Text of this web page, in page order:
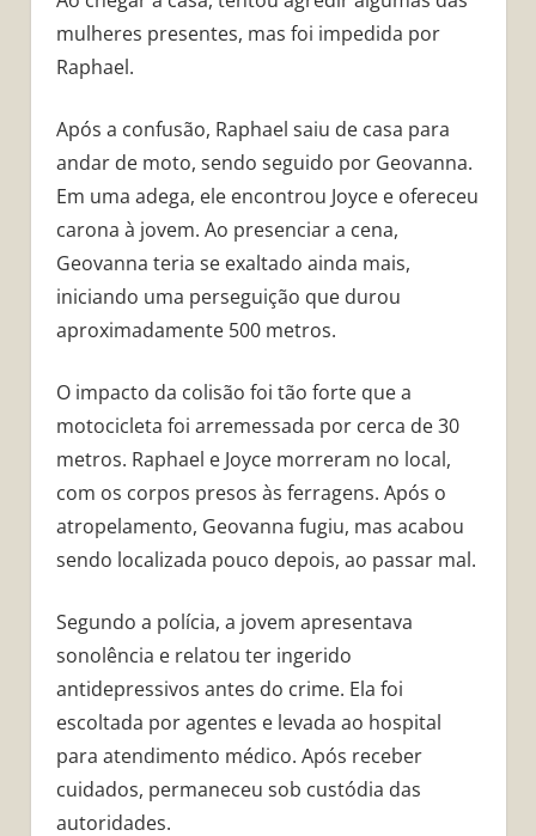
mulheres presentes, mas foi impedida por
Raphael.
Após a confusão, Raphael saiu de casa para
andar de moto, sendo seguido por Geovanna.
Em uma adega, ele encontrou Joyce e ofereceu
carona à jovem. Ao presenciar a cena,
Geovanna teria se exaltado ainda mais,
iniciando uma perseguição que durou
aproximadamente 500 metros.
O impacto da colisão foi tão forte que a
motocicleta foi arremessada por cerca de 30
metros. Raphael e Joyce morreram no local,
com os corpos presos às ferragens. Após o
atropelamento, Geovanna fugiu, mas acabou
sendo localizada pouco depois, ao passar mal.
Segundo a polícia, a jovem apresentava
sonolência e relatou ter ingerido
antidepressivos antes do crime. Ela foi
escoltada por agentes e levada ao hospital
para atendimento médico. Após receber
cuidados, permaneceu sob custódia das
autoridades.